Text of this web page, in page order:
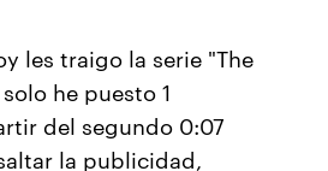
les traigo la serie "The
he puesto 1
del segundo 0:07
la publicidad,